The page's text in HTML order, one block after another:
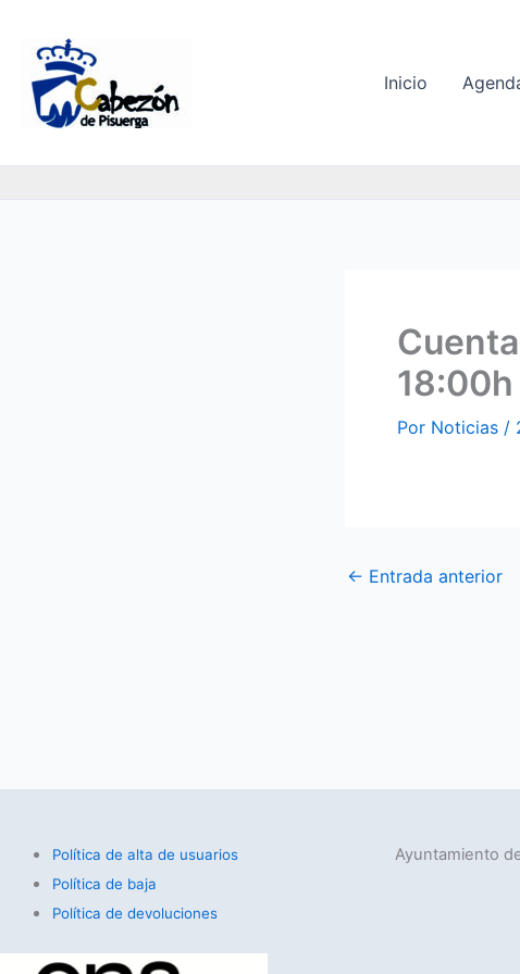
contenido
Inicio
Por Noticias /
← Entrada anterior
Política de alta de usuarios
Política de baja
Política de devoluciones
Ayuntamiento